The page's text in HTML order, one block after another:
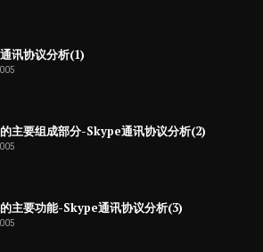
讯协议分析(1)
主要组成部分-Skype通讯协议分析(2)
主要功能-Skype通讯协议分析(3)